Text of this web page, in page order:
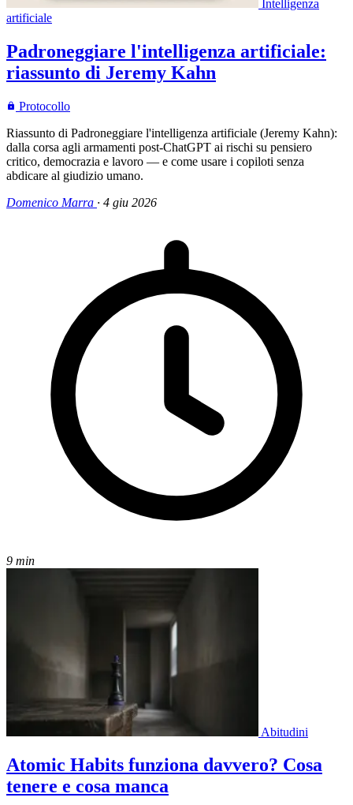
Intelligenza
artificiale
Padroneggiare l'intelligenza artificiale:
riassunto di Jeremy Kahn
Protocollo
Riassunto di Padroneggiare l'intelligenza artificiale (Jeremy Kahn):
dalla corsa agli armamenti post-ChatGPT ai rischi su pensiero
critico, democrazia e lavoro — e come usare i copiloti senza
abdicare al giudizio umano.
Domenico Marra · 4 giu 2026
9 min
Abitudini
Atomic Habits funziona davvero? Cosa
tenere e cosa manca